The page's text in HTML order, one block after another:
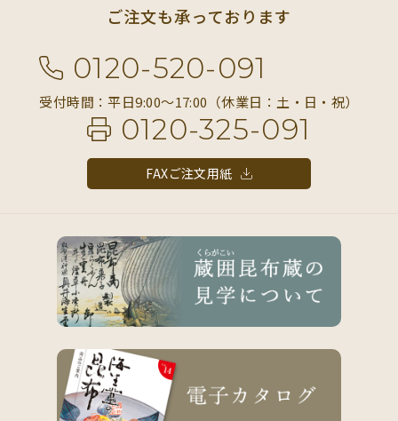
ご注文も承っております
0120-520-091
受付時間：平日9:00〜17:00（休業日：土・日・祝）
0120-325-091
FAXご注文用紙